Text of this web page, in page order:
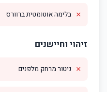
✗ בלימה אוטומטית ברוורס
זיהוי וחיישנים
✗ ניטור מרחק מלפנים